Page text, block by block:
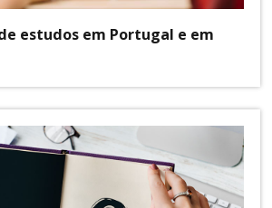
estudos em Portugal e em